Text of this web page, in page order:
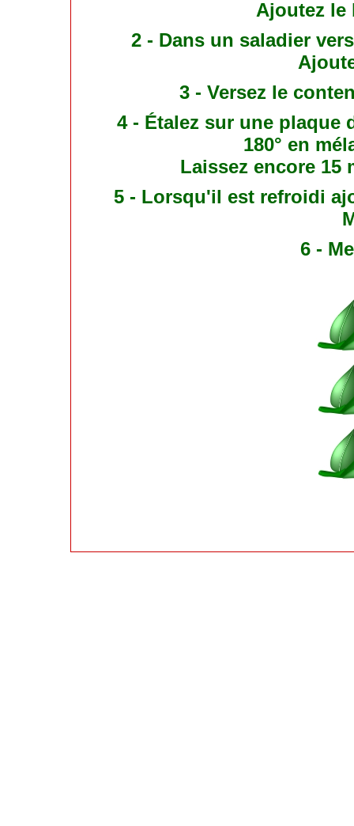
Ajoutez le
2 - Dans un saladier
3 - Versez le
4 - Étalez sur une plaque
180° en
Laissez encore 15
5 - Lorsqu'il est refroidi
6 -